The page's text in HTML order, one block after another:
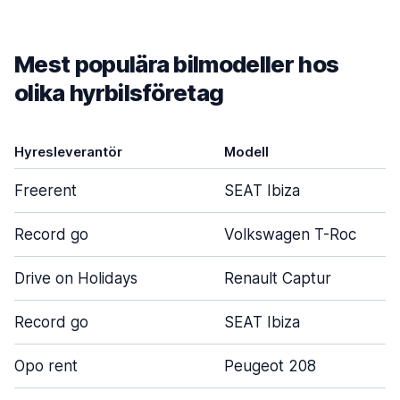
Mest populära bilmodeller hos
olika hyrbilsföretag
Hyresleverantör Modell
Freerent SEAT Ibiza
Record go Volkswagen T-Roc
Drive on Holidays Renault Captur
Record go SEAT Ibiza
Opo rent Peugeot 208